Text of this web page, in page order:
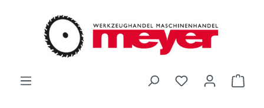
Zum Hauptinhalt springen
Du hast 0